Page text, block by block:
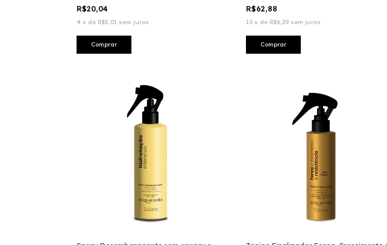
R$20,04
4 x de R$5,01 sem juros
R$62,88
10 x de R$6,29 sem juros